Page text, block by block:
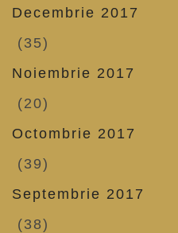
Decembrie 2017
(35)
Noiembrie 2017
(20)
Octombrie 2017
(39)
Septembrie 2017
(38)